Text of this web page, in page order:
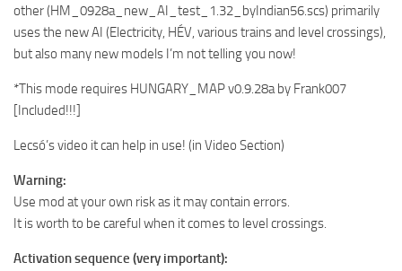
other (HM_0928a_new_AI_test_1.32_byIndian56.scs) primarily
uses the new AI (Electricity, HÉV, various trains and level crossings),
but also many new models I’m not telling you now!
*This mode requires HUNGARY_MAP v0.9.28a by Frank007
[Included!!!]
Lecsó’s video it can help in use! (in Video Section)
Warning:
Use mod at your own risk as it may contain errors.
It is worth to be careful when it comes to level crossings.
Activation sequence (very important):